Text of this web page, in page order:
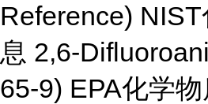
Reference)
息 2,6-
65-9) EPA化学